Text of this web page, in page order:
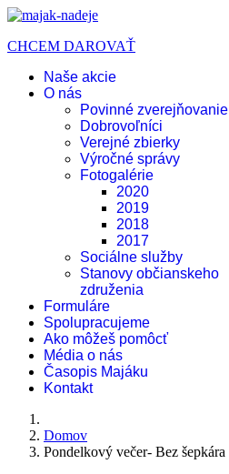
CHCEM DAROVAŤ
Naše akcie
O nás
Povinné zverejňovanie
Dobrovoľníci
Verejné zbierky
Výročné správy
Fotogalérie
2020
2019
2018
2017
Sociálne služby
Stanovy občianskeho
združenia
Formuláre
Spolupracujeme
Ako môžeš pomôcť
Média o nás
Časopis Majáku
Kontakt
Domov
Pondelkový večer- Bez šepkára